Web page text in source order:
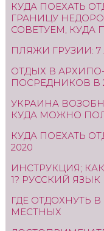
КУДА ПОЕХАТЬ
ГРАНИЦУ
СОВЕТУЕМ, КУДА
ПЛЯЖИ ГРУЗИИ:
ОТДЫХ В
ПОСРЕДНИКОВ В
УКРАИНА
КУДА МОЖНО
КУДА ПОЕХАТЬ
2020
ИНСТРУКЦИЯ;
1? РУССКИЙ ЯЗЫК
ГДЕ ОТДОХНУТЬ
МЕСТНЫХ